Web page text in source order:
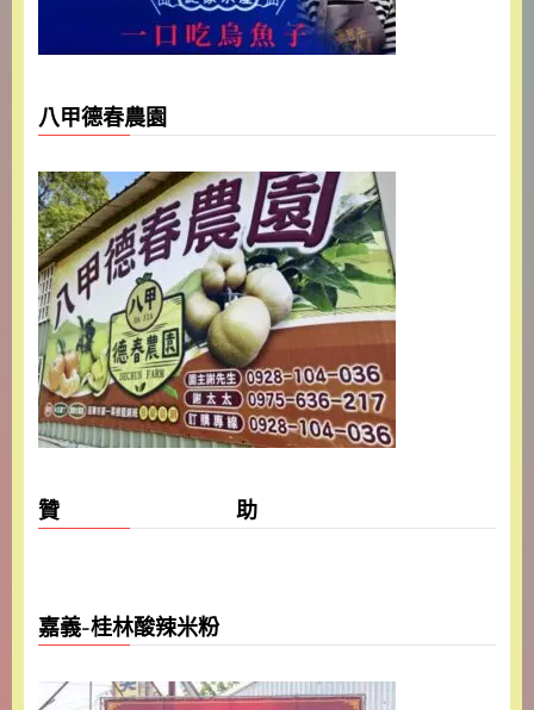
八甲德春農園
贊 助
嘉義-桂林酸辣米粉